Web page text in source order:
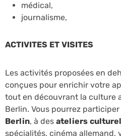
médical,
journalisme,
ACTIVITES ET VISITES
Les activités proposées en
conçues pour enrichir votre
tout en découvrant la culture
Berlin. Vous pourrez participer
Berlin, à des ateliers
spécialités, cinéma allemand,